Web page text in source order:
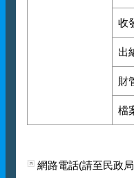
收
出
財
檔
網路電話(請至民政